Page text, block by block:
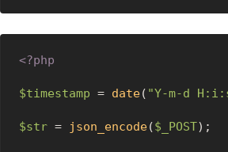
<?php
$timestamp = date( "Y-m-d
$str = json_encode($_POST);